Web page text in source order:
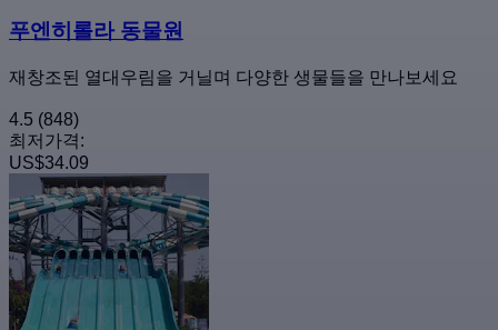
푸엔히롤라 동물원
재창조된 열대우림을 거닐며 다양한 생물들을 만나보세요
4.5 (848)
최저가격:
US$34.09